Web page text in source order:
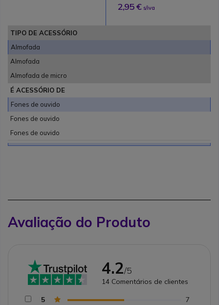
2,95 € s/iva
TIPO DE ACESSÓRIO
Almofada
Almofada
Almofada de micro
É ACESSÓRIO DE
Fones de ouvido
Fones de ouvido
Fones de ouvido
Avaliação do Produto
4.2/5
14 Comentários de clientes
5
7